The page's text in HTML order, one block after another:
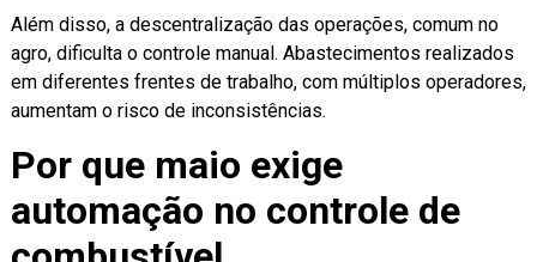
Além disso, a descentralização das operações, comum no
agro, dificulta o controle manual. Abastecimentos realizados
em diferentes frentes de trabalho, com múltiplos operadores,
aumentam o risco de inconsistências.
Por que maio exige
automação no controle de